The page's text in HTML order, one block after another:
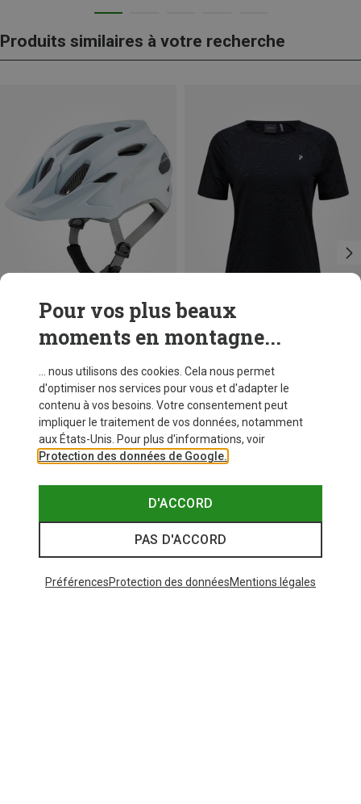
Produits similaires à votre recherche
+2 Tailles
Casque de vélo Carapax JR.
CHF 74,95
51-56CM
Peak Performance
T-shirt Discover femme
CHF 69,95
XS S M
Pour vos plus beaux
moments en montagne...
... nous utilisons des cookies. Cela nous permet
d'optimiser nos services pour vous et d'adapter le
contenu à vos besoins. Votre consentement peut
impliquer le traitement de vos données, notamment
aux États-Unis. Pour plus d'informations, voir
Protection des données de Google.
D'ACCORD
PAS D'ACCORD
PréférencesProtection des donnéesMentions légales